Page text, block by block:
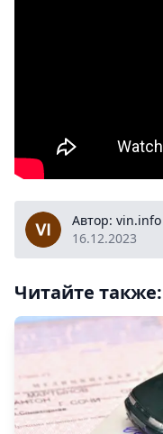
vin.infoАвтор: vin.info
16.12.2023
Читайте также: